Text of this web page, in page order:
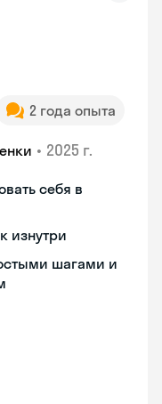
2 года опыта
• 2025 г.
себя в
изнутри
шагами и